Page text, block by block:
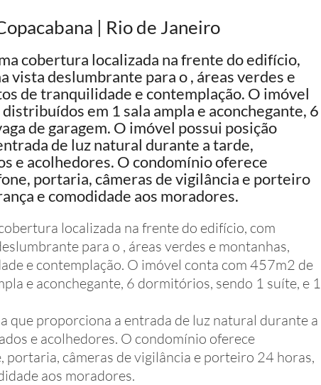
| Rio de Janeiro
cobertura localizada na frente do edifício,
vista deslumbrante para o , áreas verdes e
de tranquilidade e contemplação. O imóvel
em 1 sala ampla e aconchegante, 6
de garagem. O imóvel possui posição
de luz natural durante a tarde,
e acolhedores. O condomínio oferece
portaria, câmeras de vigilância e porteiro
e comodidade aos moradores.
localizada na frente do edifício, com
para o , áreas verdes e montanhas,
e contemplação. O imóvel conta com 457m2 de
e aconchegante, 6 dormitórios, sendo 1 suíte, e 1
que proporciona a entrada de luz natural durante a
e acolhedores. O condomínio oferece
câmeras de vigilância e porteiro 24 horas,
aos moradores.